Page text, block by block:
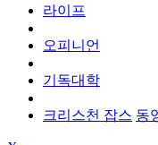
라이프
오피니언
기독대학
크리스천 잡스 동